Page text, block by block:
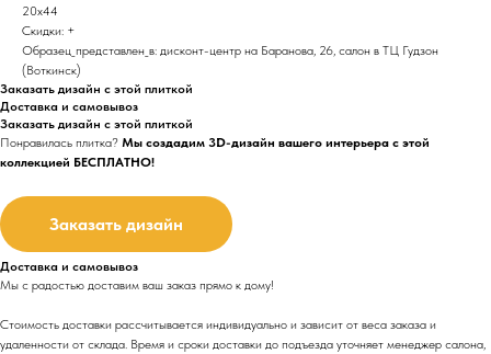
20x44
Скидки: +
Образец_представлен_в: дисконт-центр на Баранова, 26, салон в ТЦ Гудзон
(Воткинск)
Заказать дизайн с этой плиткой
Доставка и самовывоз
Заказать дизайн с этой плиткой
Понравилась плитка? Мы создадим 3D-дизайн вашего интерьера с этой
коллекцией БЕСПЛАТНО!
Заказать дизайн
Доставка и самовывоз
Мы с радостью доставим ваш заказ прямо к дому!
Стоимость доставки рассчитывается индивидуально и зависит от веса заказа и
удаленности от склада. Время и сроки доставки до подъезда уточняет менеджер салона,